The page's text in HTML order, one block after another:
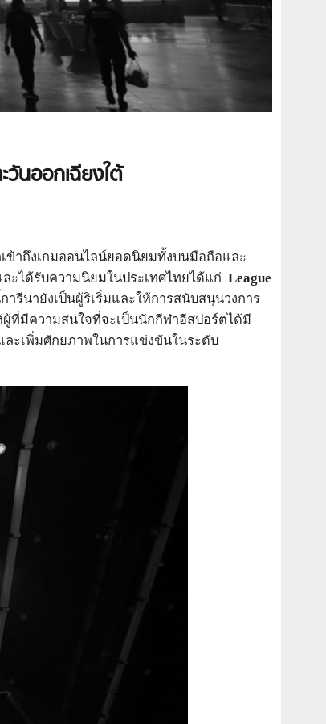
นออกเฉียงใต้
ข้าถึงเกมออนไลน์ยอดนิยมทั้งบนมือถือและ
ะได้รับความนิยมในประเทศไทยได้แก่ League
ารีนายังเป็นผู้ริเริ่มและให้การสนับสนุนวงการ
ผู้ที่มีความสนใจที่จะเป็นนักกีฬาอีสปอร์ตได้มี
ะเพิ่มศักยภาพในการแข่งขันในระดับ